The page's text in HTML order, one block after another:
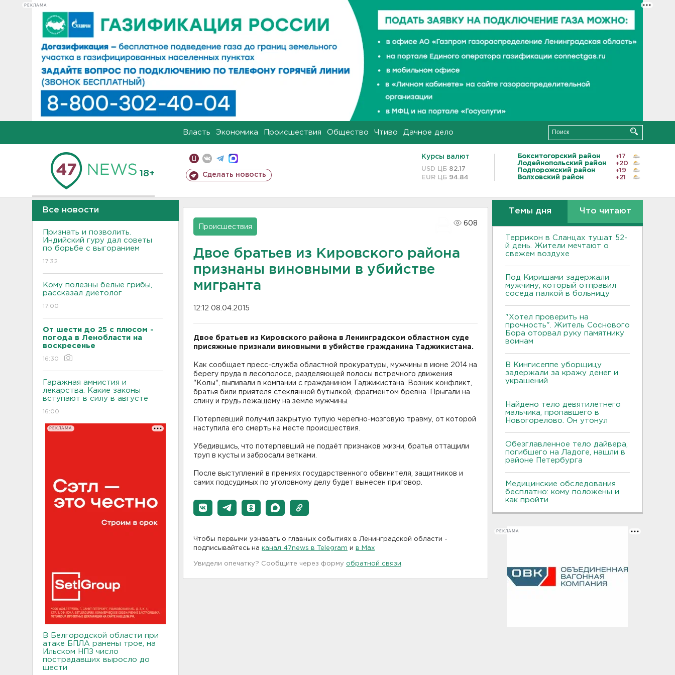
РЕКЛАМА
Власть Экономика Происшествия Общество Чтиво Дачное дело
18+ Сделать новость
Курсы валют
USD ЦБ 82.17
EUR ЦБ 94.84
Бокситогорский район
+17
Лодейнопольский район
+20
Подпорожский район
+19
Волховский район
+21
Все новости
Признать и позволить.
Индийский гуру дал советы
по борьбе с выгоранием
17:32
Кому полезны белые грибы,
рассказал диетолог
17:00
От шести до 25 с плюсом -
погода в Ленобласти на
воскресенье
16:30
Гаражная амнистия и
лекарства. Какие законы
вступают в силу в августе
16:00
РЕКЛАМА
В Белгородской области при
атаке БПЛА ранены трое, на
Ильском НПЗ число
пострадавших выросло до
шести
Происшествия
608
Двое братьев из Кировского района
признаны виновными в убийстве
мигранта
12:12 08.04.2015
Двое братьев из Кировского района в Ленинградском областном суде
присяжные признали виновными в убийстве гражданина Таджикистана.
Как сообщает пресс-служба областной прокуратуры, мужчины в июне 2014 на
берегу пруда в лесополосе, разделяющей полосы встречного движения
"Колы", выпивали в компании с гражданином Таджикистана. Возник конфликт,
братья били приятеля стеклянной бутылкой, фрагментом бревна. Прыгали на
спину и грудь лежащему на земле мужчины.
Потерпевший получил закрытую тупую черепно-мозговую травму, от которой
наступила его смерть на месте происшествия.
Убедившись, что потерпевший не подаёт признаков жизни, братья оттащили
труп в кусты и забросали ветками.
После выступлений в прениях государственного обвинителя, защитников и
самих подсудимых по уголовному делу будет вынесен приговор.
Чтобы первыми узнавать о главных событиях в Ленинградской области -
подписывайтесь на канал 47news в Telegram и в Maх
Увидели опечатку? Сообщите через форму обратной связи
Темы дня Что читают
Террикон в Сланцах тушат 52-
й день. Жители мечтают о
свежем воздухе
Под Киришами задержали
мужчину, который отправил
соседа палкой в больницу
"Хотел проверить на
прочность". Житель Соснового
Бора оторвал руку памятнику
воинам
В Кингисеппе уборщицу
задержали за кражу денег и
украшений
Найдено тело девятилетнего
мальчика, пропавшего в
Новогорелово. Он утонул
Обезглавленное тело дайвера,
погибшего на Ладоге, нашли в
районе Петербурга
Медицинские обследования
бесплатно: кому положены и
как пройти
РЕКЛАМА